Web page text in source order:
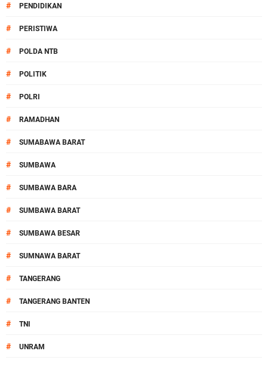
# PENDIDIKAN
# PERISTIWA
# POLDA NTB
# POLITIK
# POLRI
# RAMADHAN
# SUMABAWA BARAT
# SUMBAWA
# SUMBAWA BARA
# SUMBAWA BARAT
# SUMBAWA BESAR
# SUMNAWA BARAT
# TANGERANG
# TANGERANG BANTEN
# TNI
# UNRAM